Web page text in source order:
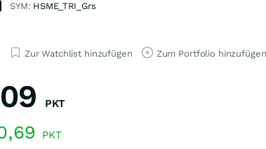
SYM: HSME_TRI_Grs
Zur Watchlist hinzufügen Zum Portfolio hinzufügen
PKT
PKT